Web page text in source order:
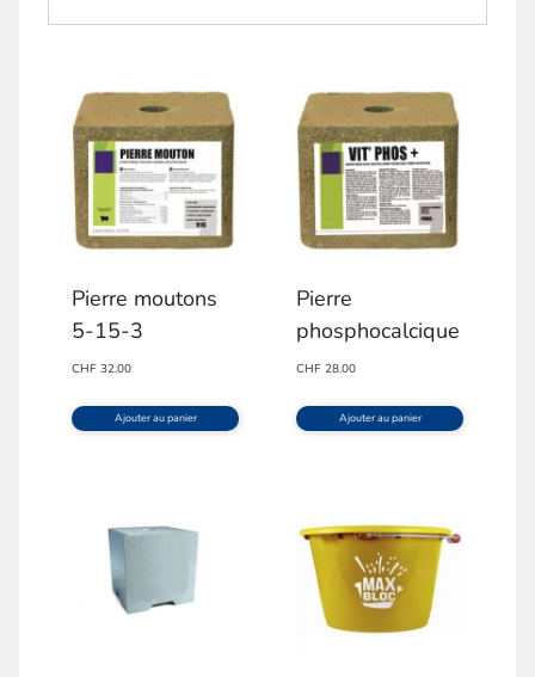
Pierre moutons
5-15-3
CHF 32.00
Ajouter au panier
Pierre
phosphocalcique
CHF 28.00
Ajouter au panier